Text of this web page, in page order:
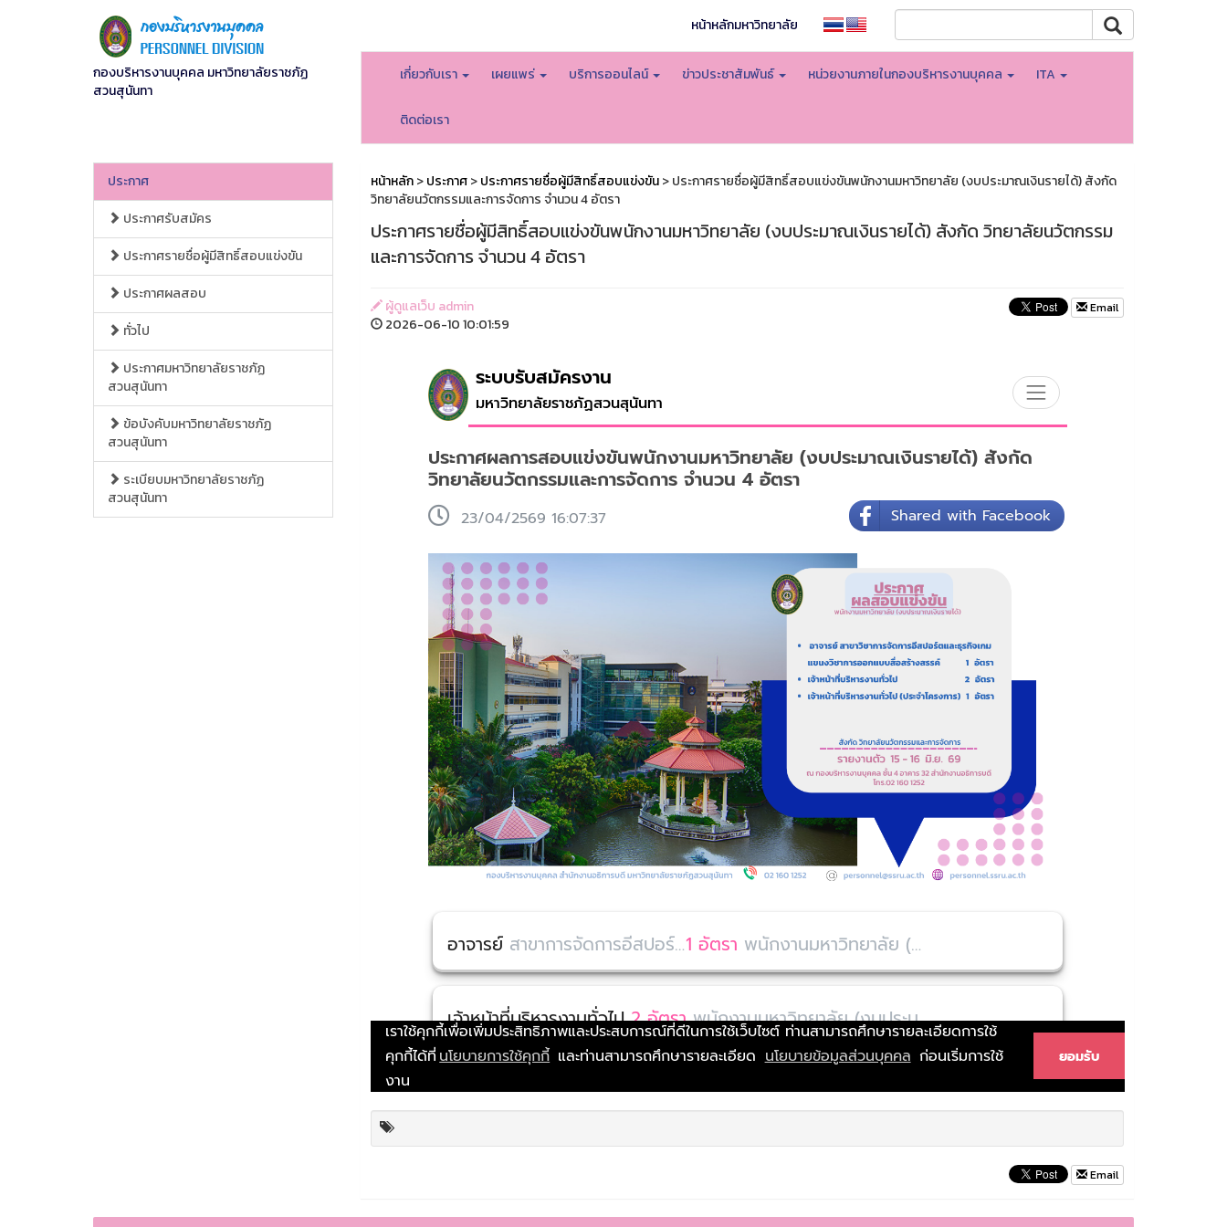
กองบริหารงานบุคคล มหาวิทยาลัยราชภัฏ
สวนสุนันทา
หน้าหลักมหาวิทยาลัย
เกี่ยวกับเรา เผยแพร่ บริการออนไลน์ ข่าวประชาสัมพันธ์ หน่วยงานภายในกองบริหารงานบุคคล ITA
ติดต่อเรา
ประกาศ
ประกาศรับสมัคร
ประกาศรายชื่อผู้มีสิทธิ์สอบแข่งขัน
ประกาศผลสอบ
ทั่วไป
ประกาศมหาวิทยาลัยราชภัฏ
สวนสุนันทา
ข้อบังคับมหาวิทยาลัยราชภัฏ
สวนสุนันทา
ระเบียบมหาวิทยาลัยราชภัฏ
สวนสุนันทา
หน้าหลัก>ประกาศ>ประกาศรายชื่อผู้มีสิทธิ์สอบแข่งขัน> ประกาศรายชื่อผู้มีสิทธิ์สอบแข่งขันพนักงานมหาวิทยาลัย (งบประมาณเงินรายได้) สังกัด
วิทยาลัยนวัตกรรมและการจัดการ จำนวน 4 อัตรา
ประกาศรายชื่อผู้มีสิทธิ์สอบแข่งขันพนักงานมหาวิทยาลัย (งบประมาณเงินรายได้) สังกัด วิทยาลัยนวัตกรรม
และการจัดการ จำนวน 4 อัตรา
ผู้ดูแลเว็บ admin
2026-06-10 10:01:59
Email
Email